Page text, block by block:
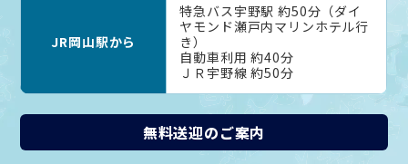
JR岡山駅から
特急バス宇野駅 約50分（ダイ
ヤモンド瀬戸内マリンホテル行
き）
自動車利用 約40分
ＪＲ宇野線 約50分
無料送迎のご案内